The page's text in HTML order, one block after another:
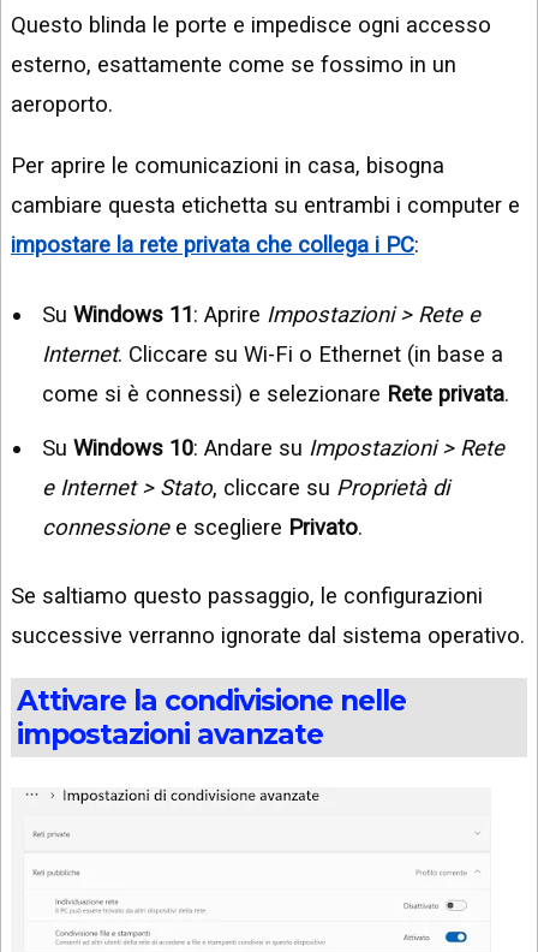
Questo blinda le porte e impedisce ogni accesso
esterno, esattamente come se fossimo in un
aeroporto.
Per aprire le comunicazioni in casa, bisogna
cambiare questa etichetta su entrambi i computer e
impostare la rete privata che collega i PC:
Su Windows 11: Aprire Impostazioni > Rete e
Internet. Cliccare su Wi-Fi o Ethernet (in base a
come si è connessi) e selezionare Rete privata.
Su Windows 10: Andare su Impostazioni > Rete
e Internet > Stato, cliccare su Proprietà di
connessionee scegliere Privato.
Se saltiamo questo passaggio, le configurazioni
successive verranno ignorate dal sistema operativo.
Attivare la condivisione nelle
impostazioni avanzate